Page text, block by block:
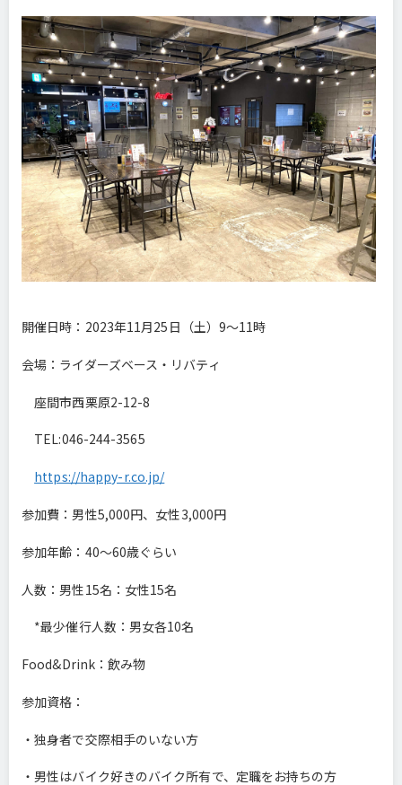
開催日時：2023年11月25日（土）9～11時
会場：ライダーズベース・リバティ
座間市西栗原2-12-8
TEL:046-244-3565
https://happy-r.co.jp/
参加費：男性5,000円、女性3,000円
参加年齢：40～60歳ぐらい
人数：男性15名：女性15名
*最少催行人数：男女各10名
Food&Drink：飲み物
参加資格：
・独身者で交際相手のいない方
・男性はバイク好きのバイク所有で、定職をお持ちの方